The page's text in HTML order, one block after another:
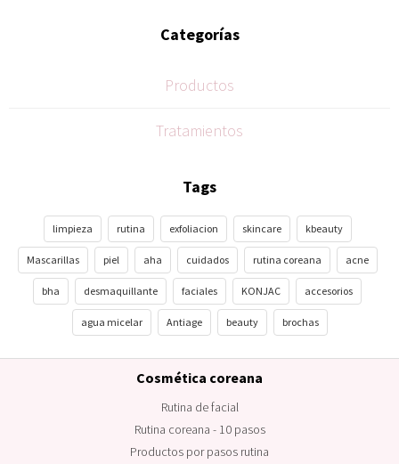
Categorías
Productos
Tratamientos
Tags
limpieza rutina exfoliacion skincare kbeauty
Mascarillas piel aha cuidados rutina coreana acne
bha desmaquillante faciales KONJAC accesorios
agua micelar Antiage beauty brochas
Cosmética coreana
Rutina de facial
Rutina coreana - 10 pasos
Productos por pasos rutina